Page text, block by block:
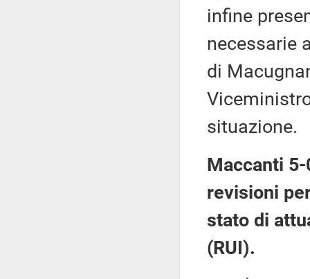
infine
necessarie
di
situazione.
Maccanti
revisioni
stato di
(RUI).